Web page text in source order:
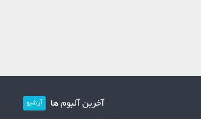
آخرین آلبوم ها آرشیو